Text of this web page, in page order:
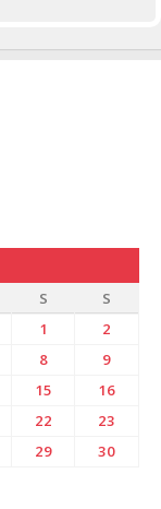
S
S
1
2
8
9
15
16
22
23
29
30